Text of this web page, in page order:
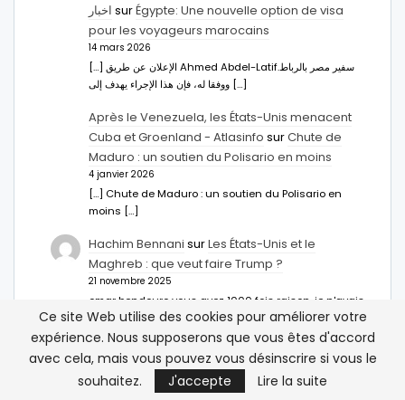
اخبار surÉgypte: Une nouvelle option de visa
pour les voyageurs marocains
14 mars 2026
[…] الإعلان عن طريق Ahmed Abdel-Latifسفير مصر بالرباط.
ووفقا له، فإن هذا الإجراء يهدف إلى […]
Après le Venezuela, les États-Unis menacent
Cuba et Groenland - Atlasinfo surChute de
Maduro : un soutien du Polisario en moins
4 janvier 2026
[…] Chute de Maduro : un soutien du Polisario en
moins […]
Hachim Bennani surLes États-Unis et le
Maghreb : que veut faire Trump ?
21 novembre 2025
omar bendouro vous avez 1000 fois raison, je n'avais
jamais vu les choses de cette manière et je vous fait…
Ce site Web utilise des cookies pour améliorer votre
expérience. Nous supposerons que vous êtes d'accord
avec cela, mais vous pouvez vous désinscrire si vous le
souhaitez.
J'accepte Lire la suite